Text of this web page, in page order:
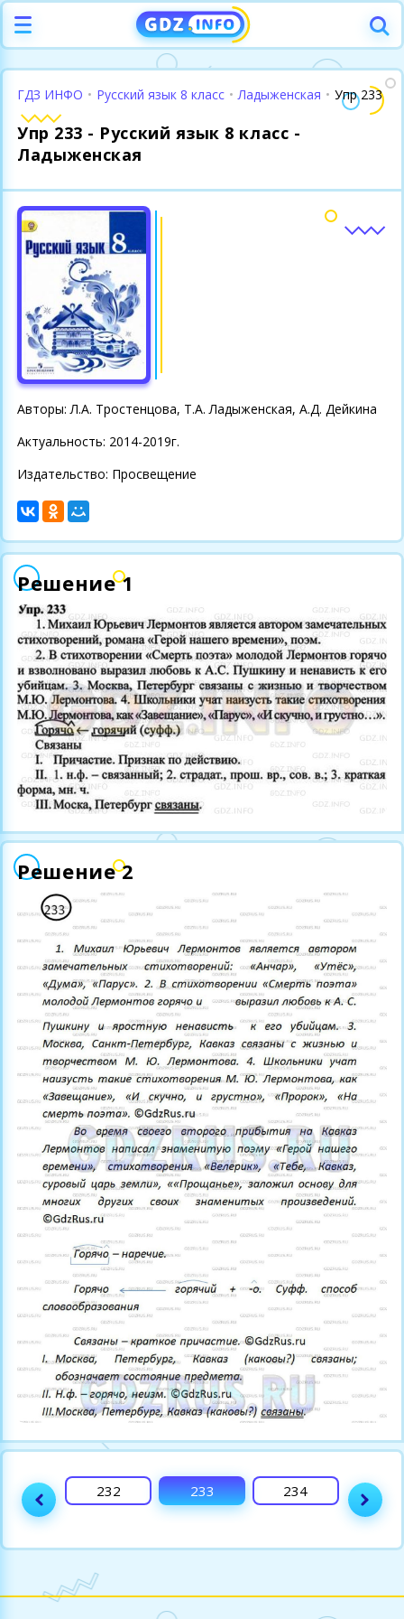
ГДЗ ИНФО • Русский язык 8 класс • Ладыженская • Упр 233
Упр 233 - Русский язык 8 класс -
Ладыженская
Авторы: Л.А. Тростенцова, Т.А. Ладыженская, А.Д. Дейкина
Актуальность: 2014-2019г.
Издательство: Просвещение
Решение 1
Решение 2
231 232 233 234 235